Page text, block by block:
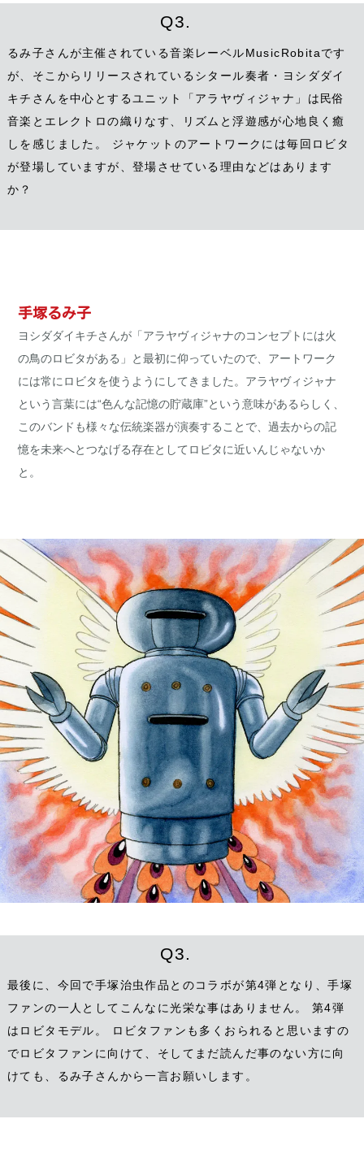
Q3.
るみ子さんが主催されている音楽レーベルMusicRobitaです
が、そこからリリースされているシタール奏者・ヨシダダイ
キチさんを中心とするユニット「アラヤヴィジャナ」は民俗
音楽とエレクトロの織りなす、リズムと浮遊感が心地良く癒
しを感じました。 ジャケットのアートワークには毎回ロビタ
が登場していますが、登場させている理由などはあります
か？
手塚るみ子
ヨシダダイキチさんが「アラヤヴィジャナのコンセプトには火
の鳥のロビタがある」と最初に仰っていたので、アートワーク
には常にロビタを使うようにしてきました。アラヤヴィジャナ
という言葉には“色んな記憶の貯蔵庫”という意味があるらしく、
このバンドも様々な伝統楽器が演奏することで、過去からの記
憶を未来へとつなげる存在としてロビタに近いんじゃないか
と。
Q3.
最後に、今回で手塚治虫作品とのコラボが第4弾となり、手塚
ファンの一人としてこんなに光栄な事はありません。 第4弾
はロビタモデル。 ロビタファンも多くおられると思いますの
でロビタファンに向けて、そしてまだ読んだ事のない方に向
けても、るみ子さんから一言お願いします。